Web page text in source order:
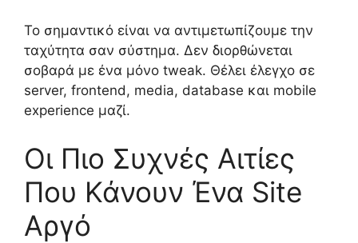
Το σημαντικό είναι να αντιμετωπίζουμε την
ταχύτητα σαν σύστημα. Δεν διορθώνεται
σοβαρά με ένα μόνο tweak. Θέλει έλεγχο σε
server, frontend, media, database και mobile
experience μαζί.
Οι Πιο Συχνές Αιτίες
Που Κάνουν Ένα Site
Αργό